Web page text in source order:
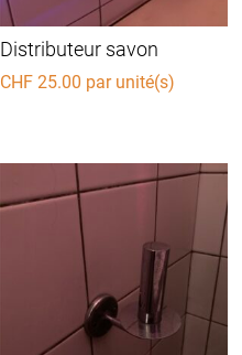
Distributeur savon
CHF 25.00 par unité(s)